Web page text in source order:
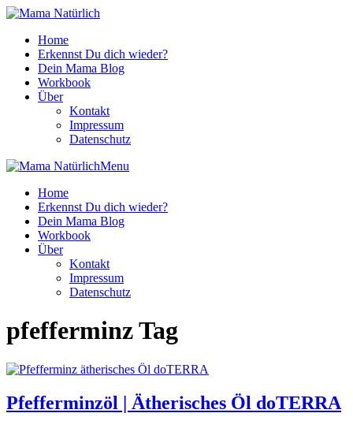
Home
Erkennst Du dich wieder?
Dein Mama Blog
Workbook
Über
Kontakt
Impressum
Datenschutz
Menu
Home
Erkennst Du dich wieder?
Dein Mama Blog
Workbook
Über
Kontakt
Impressum
Datenschutz
pfefferminz Tag
Pfefferminzöl | Ätherisches Öl doTERRA